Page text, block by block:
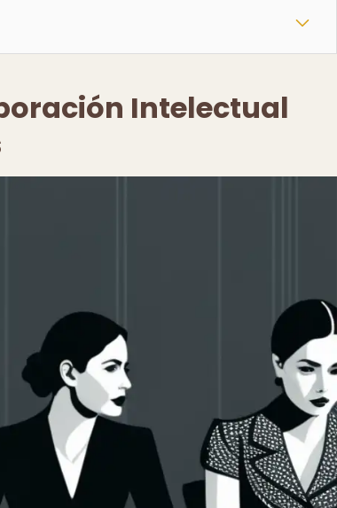
Intelectual